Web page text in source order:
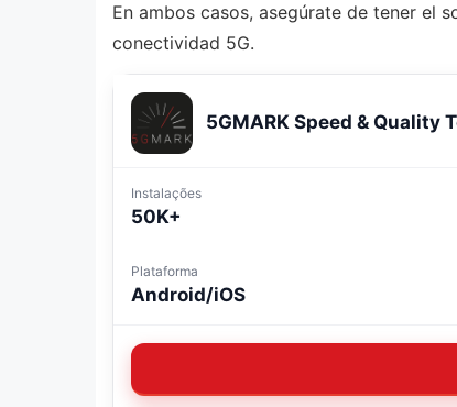
En ambos casos, asegúrate de tener el
conectividad 5G.
5GMARK Speed & Quality
Instalações
50K+
Plataforma
Android/iOS